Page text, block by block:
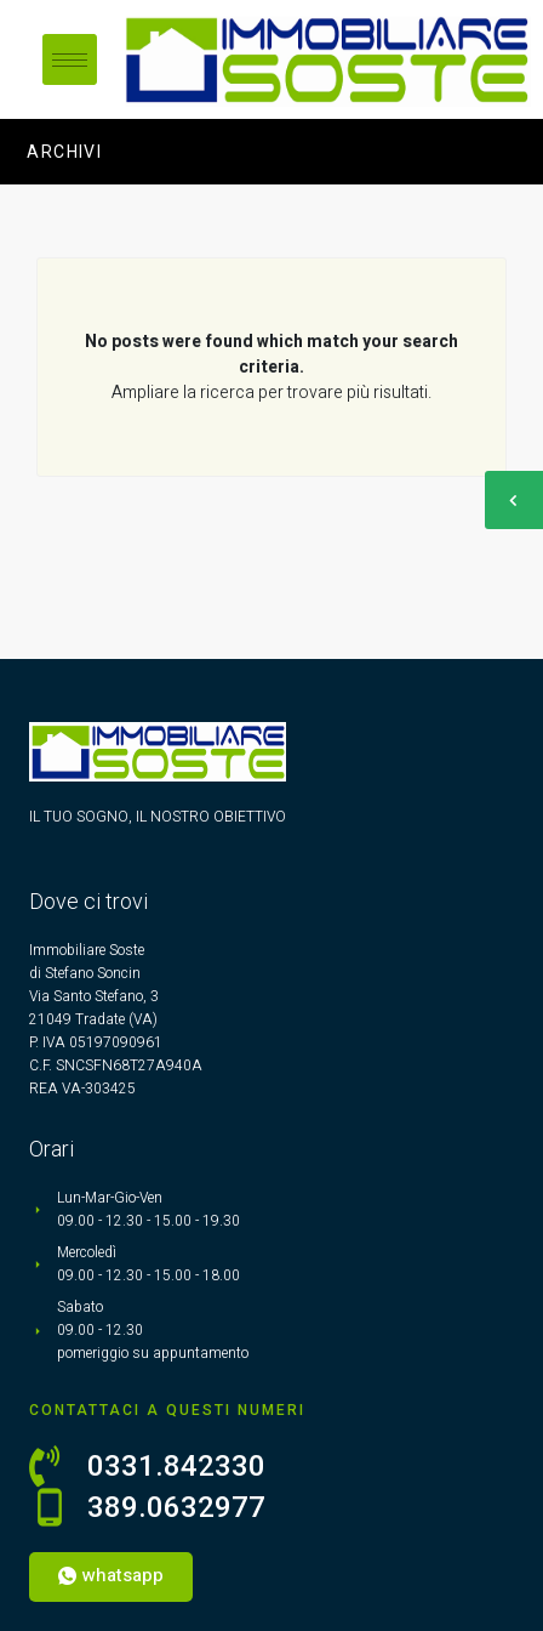
ARCHIVI
No posts were found which match your search
criteria.
Ampliare la ricerca per trovare più risultati.
IL TUO SOGNO, IL NOSTRO OBIETTIVO
Dove ci trovi
Immobiliare Soste
di Stefano Soncin
Via Santo Stefano, 3
21049 Tradate (VA)
P. IVA 05197090961
C.F. SNCSFN68T27A940A
REA VA-303425
Orari
Lun-Mar-Gio-Ven
09.00 - 12.30 - 15.00 - 19.30
Mercoledì
09.00 - 12.30 - 15.00 - 18.00
Sabato
09.00 - 12.30
pomeriggio su appuntamento
CONTATTACI A QUESTI NUMERI
0331.842330
389.0632977
whatsapp